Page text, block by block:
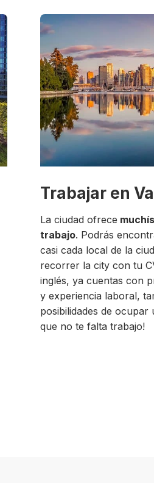
Trabajar en
La ciudad ofrece
trabajo. Podrás
casi cada local de la
recorrer la city con tu
inglés, ya cuentas con
y experiencia laboral,
posibilidades de ocupar
que no te falta trabajo!